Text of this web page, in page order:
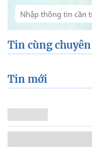
Tin cùng
Tin mới